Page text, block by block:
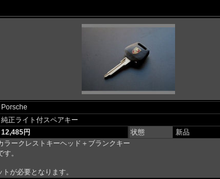
Porsche
純正ライト付スペアキー
12,485円 状態
新品
ラークレストキーヘッド＋ブランクキー
。
が必要となります。